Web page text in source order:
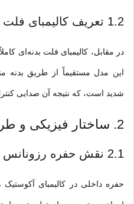
1.2 تعریف کالیمبای فلت (تخت)
در مقابل، کالیمبای فلت بدنه‌ای
این مدل مستقیماً از طریق بدنه
شدید است، که نتیجه آن صدایی
2. ساختار فیزیکی و طراحی بدنه
2.1 نقش حفره رزونانس در مدل آکوستیک
حفره داخلی در کالیمبای